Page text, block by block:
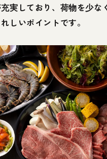
実しており、荷物を少な
しいポイントです。